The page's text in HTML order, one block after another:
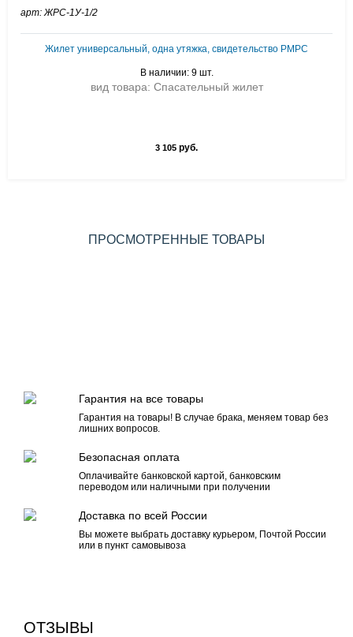
арт: ЖРС-1У-1/2
Жилет универсальный, одна утяжка, свидетельство РМРС
В наличии: 9 шт.
вид товара: Спасательный жилет
3 105 руб.
ПРОСМОТРЕННЫЕ ТОВАРЫ
Гарантия на все товары
Гарантия на товары! В случае брака, меняем товар без
лишних вопросов.
Безопасная оплата
Оплачивайте банковской картой, банковским
переводом или наличными при получении
Доставка по всей России
Вы можете выбрать доставку курьером, Почтой России
или в пункт самовывоза
ОТЗЫВЫ